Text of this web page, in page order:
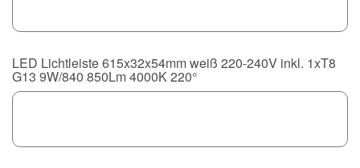
LED Lichtleiste 615x32x54mm weiß 220-240V inkl. 1xT8
G13 9W/840 850Lm 4000K 220°